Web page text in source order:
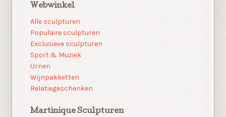
Webwinkel
Alle sculpturen
Populaire sculpturen
Exclusieve sculpturen
Sport & Muziek
Urnen
Wijnpakketten
Relatiegeschenken
Martinique Sculpturen